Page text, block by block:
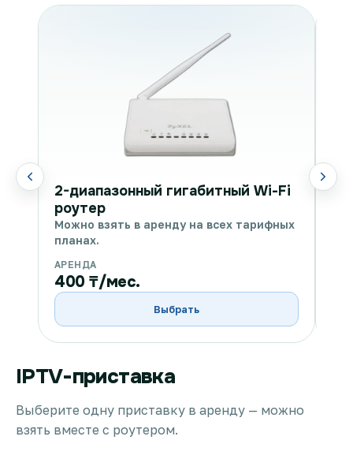
2-диапазонный гигабитный Wi-Fi
роутер
Можно взять в аренду на всех тарифных
планах.
АРЕНДА
400 ₸/мес.
Выбрать
IPTV-приставка
Выберите одну приставку в аренду — можно
взять вместе с роутером.